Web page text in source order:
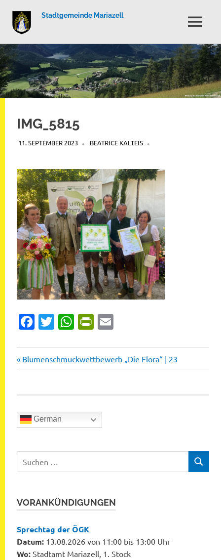
Zum
Inhalt
springen
Stadtgemeinde Mariazell
MENÜ
IMG_5815
11. SEPTEMBER 2023 BEATRICE KALTEIS
Facebook
Twitter
WhatsApp
PrintFriendly
Beitragsnavigation
Vorheriger
Beitrag:
Blumenschmuckwettbewerb „Die Flora“ | 23
German
nach:
SUCHEN
VORANKÜNDIGUNGEN
Sprechtag der ÖGK
Datum: 13.08.2026 von 11:00 bis 13:00 Uhr
Wo: Stadtamt Mariazell, 1. Stock